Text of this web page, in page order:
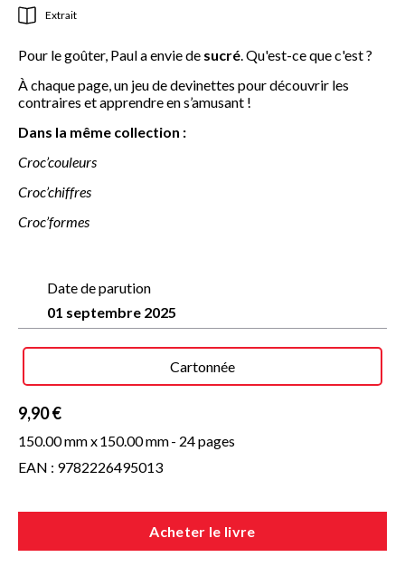
Extrait
Pour le goûter, Paul a envie de sucré. Qu'est-ce que c'est ?
À chaque page, un jeu de devinettes pour découvrir les
contraires et apprendre en s’amusant !
Dans la même collection :
Croc’couleurs
Croc’chiffres
Croc’formes
Date de parution
01 septembre 2025
Cartonnée
9,90 €
150.00 mm x150.00 mm- 24 pages
EAN : 9782226495013
Acheter le livre